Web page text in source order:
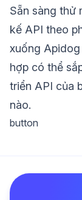
Sẵn sàng thử
kế API theo
xuống
hợp có thể
triển API của
nào.
button